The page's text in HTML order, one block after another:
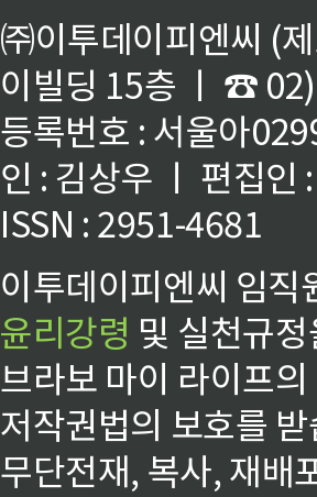
㈜이투데이피엔씨 (
이빌딩 15층 ㅣ ☎
등록번호 : 서울아
인 : 김상우 ㅣ 편집인
ISSN : 2951-4681
이투데이피엔씨 임
윤리강령 및 실천규
브라보 마이 라이프
저작권법의 보호를
무단전재, 복사, 재배